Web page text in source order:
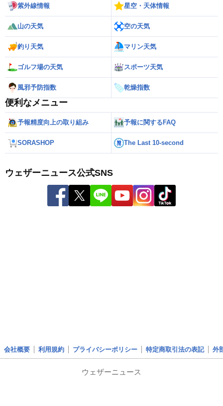
紫外線情報 星空・天体情報
山の天気 空の天気
釣り天気 マリン天気
ゴルフ場の天気 スポーツ天気
風邪予防指数 乾燥指数
便利なメニュー
予報精度向上の取り組み 予報に関するFAQ
SORASHOP The Last 10-second
ウェザーニュース公式SNS
会社概要 利用規約 プライバシーポリシー 特定商取引法の表記 外
ウェザーニュース